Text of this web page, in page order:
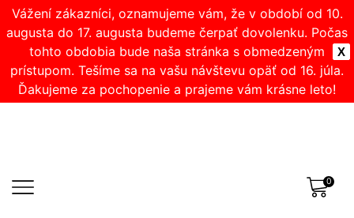
X
Vážení zákazníci, oznamujeme vám, že v období od 10.
augusta do 17. augusta budeme čerpať dovolenku. Počas
tohto obdobia bude naša stránka s obmedzeným
prístupom. Tešíme sa na vašu návštevu opäť od 16. júla.
Ďakujeme za pochopenie a prajeme vám krásne leto!
0